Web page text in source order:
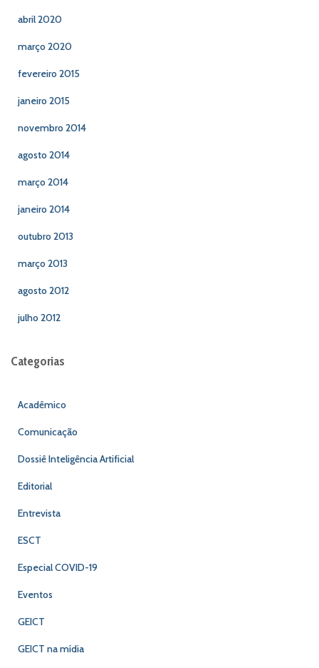
abril 2020
março 2020
fevereiro 2015
janeiro 2015
novembro 2014
agosto 2014
março 2014
janeiro 2014
outubro 2013
março 2013
agosto 2012
julho 2012
Categorias
Acadêmico
Comunicação
Dossiê Inteligência Artificial
Editorial
Entrevista
ESCT
Especial COVID-19
Eventos
GEICT
GEICT na mídia